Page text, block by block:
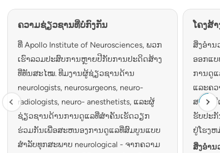
ຄວາມຊ່ຽວຊານທີ່ບໍ່ກົງກັນ
ທີ່ Apollo Institute of Neurosciences, ພວກ
ເຮົາລວມປະສົບການຫຼາຍປີກັບການປະດິດສ້າງ
ທີ່ທັນສະໄໝ. ທີມງານຜູ້ຊ່ຽວຊານດ້ານ
neurologists, neurosurgeons, neuro-
radiologists, neuro- anesthetists, ແລະຜູ້
ຊ່ຽວຊານດ້ານການດູແລທີ່ສໍາຄັນເຮັດວຽກ
ຮ່ວມກັນເພື່ອສະຫນອງການດູແລທີ່ສົມບູນແບບ
ສໍາລັບທຸກສະພາບ neurological - ຈາກຄວາມ
ໂຄງສ້
ສິ່ງອໍານ
ອອກແ
ການດູ
ແລະຄວ
ສະເຫ
ຮັບປະ
ຢູ່ໂຮງຫ
ສິ່ງອຳນ